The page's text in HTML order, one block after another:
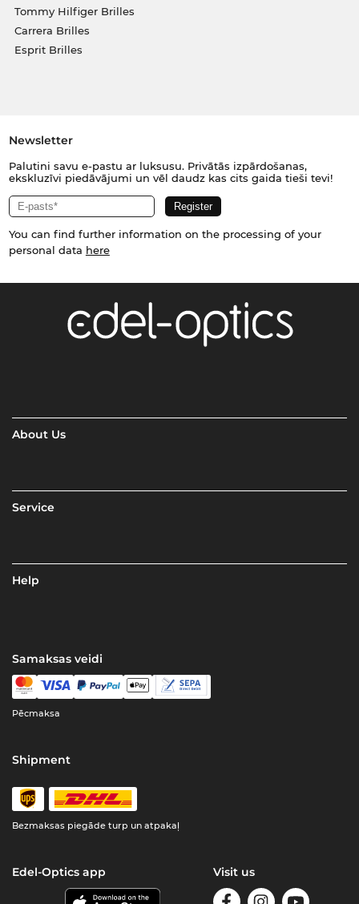
Tommy Hilfiger Brilles
Carrera Brilles
Esprit Brilles
Newsletter
Palutini savu e-pastu ar luksusu. Privātās izpārdošanas,
ekskluzīvi piedāvājumi un vēl daudz kas cits gaida tieši tevi!
You can find further information on the processing of your
personal data here
About Us
Service
Help
Samaksas veidi
Pēcmaksa
Shipment
Bezmaksas piegāde turp un atpakaļ
Edel-Optics app Visit us